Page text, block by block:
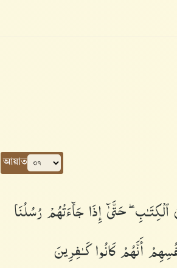
আয়াত
حَتَّىٰٓ إِذَا جَآءَتْهُمْ رُسُلُنَا
أَنَّهُمْ كَانُوا۟ كَـٰفِرِينَ